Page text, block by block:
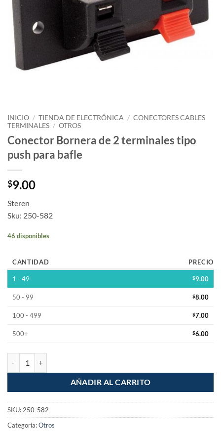
INICIO / TIENDA DE ELECTRÓNICA / CONECTORES CABLES
TERMINALES / OTROS
Conector Bornera de 2 terminales tipo
push para bafle
$9.00
Steren
Sku: 250-582
46 disponibles
CANTIDAD PRECIO
1 - 49 $9.00
50 - 99 $8.00
100 - 499 $7.00
500+ $6.00
AÑADIR AL CARRITO
SKU:250-582
Categoría:Otros